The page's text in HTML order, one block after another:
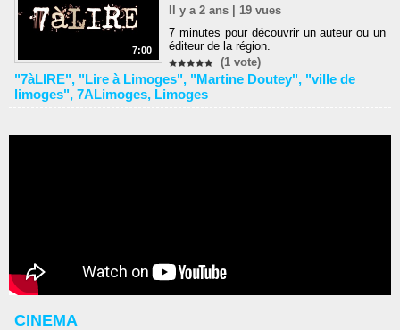
7:00
Il y a 2 ans | 19 vues
7 minutes pour découvrir un auteur ou un
éditeur de la région.
(1 vote)
"7àLIRE", "Lire à Limoges", "Martine Doutey", "ville de
limoges", 7ALimoges, Limoges
CINEMA